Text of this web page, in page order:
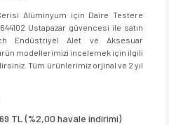
Alüminyum için Daire Testere
Ustapazar güvencesi ile satın
Endüstriyel Alet ve Aksesuar
modellerimizi incelemek için ilgili
Tüm ürünlerimiz orjinal ve 2 yıl
TL (%2,00 havale indirimi)